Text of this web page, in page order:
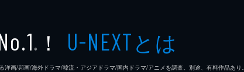
※ ！ U-NEXTとは
画/邦画/海外ドラマ/韓流・アジアドラマ/国内ドラマ/アニメを調査。別途、有料作品あり。